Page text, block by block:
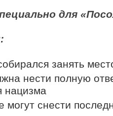
для
занять
нести полную
нацизма
могут снести